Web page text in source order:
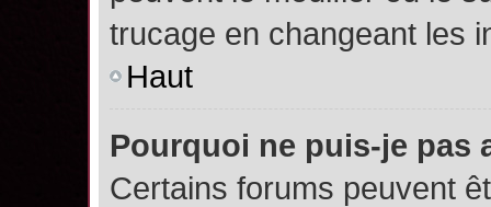
trucage en changeant les
Haut
Pourquoi ne puis-je pas
Certains forums peuvent